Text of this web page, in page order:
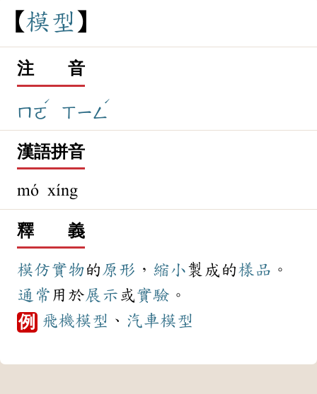
模型
注 音
ㄇㄛ
ˊ
ㄒㄧㄥ
ˊ
漢語拼音
mó xíng
釋 義
模仿實物的 原形 ， 縮小製成的樣品 。
通常 用於展示 或實驗 。
例 飛機模型 、 汽車模型